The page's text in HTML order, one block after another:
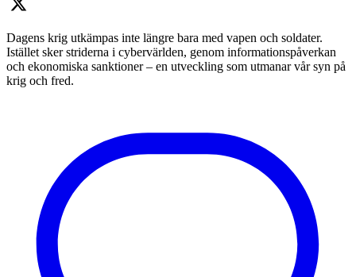
Dagens krig utkämpas inte längre bara med vapen och soldater.
Istället sker striderna i cybervärlden, genom informationspåverkan
och ekonomiska sanktioner – en utveckling som utmanar vår syn på
krig och fred.